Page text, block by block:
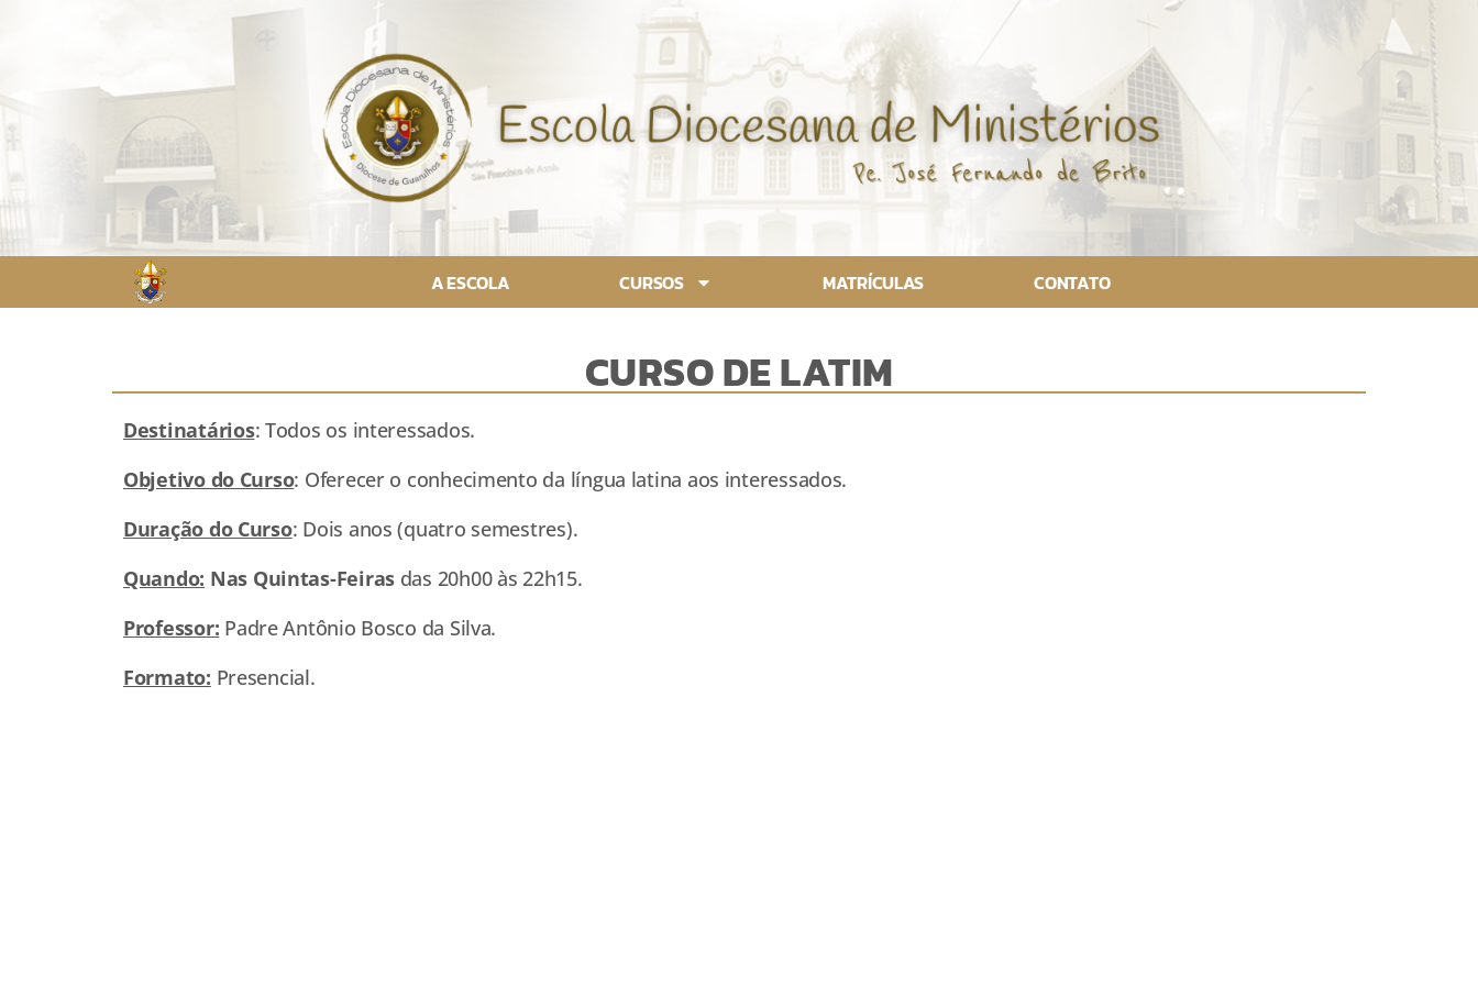
A ESCOLA CURSOS MATRÍCULAS CONTATO
CURSO DE LATIM
Destinatários: Todos os interessados.
Objetivo do Curso: Oferecer o conhecimento da língua latina aos interessados.
Duração do Curso: Dois anos (quatro semestres).
Quando: Nas Quintas-Feiras das 20h00 às 22h15.
Professor: Padre Antônio Bosco da Silva.
Formato: Presencial.